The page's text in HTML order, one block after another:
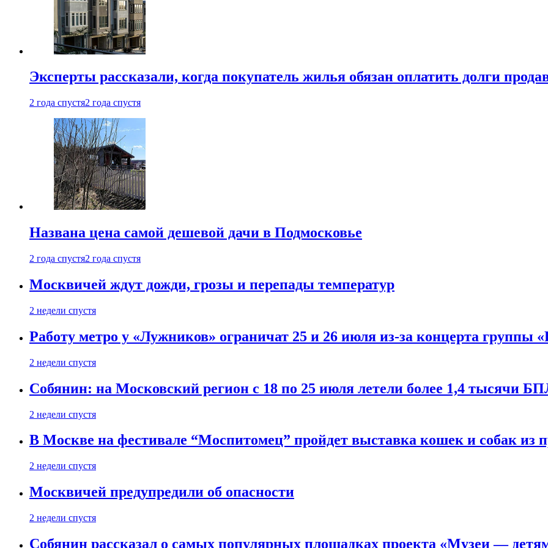
Эксперты рассказали, когда покупатель жилья обязан оплатить долги
2 года спустя2 года спустя
Названа цена самой дешевой дачи в Подмосковье
2 года спустя2 года спустя
Москвичей ждут дожди, грозы и перепады температур
2 недели спустя
Работу метро у «Лужников» ограничат 25 и 26 июля из-за концерта группы
2 недели спустя
Собянин: на Московский регион с 18 по 25 июля летели более 1,4 тысячи
2 недели спустя
В Москве на фестивале “Моспитомец” пройдет выставка кошек и собак из
2 недели спустя
Москвичей предупредили об опасности
2 недели спустя
Собянин рассказал о самых популярных площадках проекта «Музеи —